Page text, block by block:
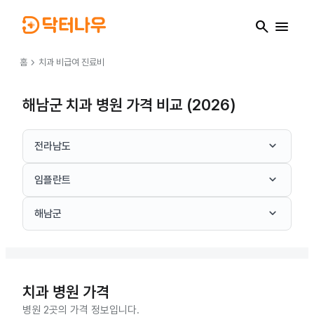
search menu
홈 chevron_right 치과 비급여 진료비
해남군 치과 병원 가격 비교 (2026)
전라남도 keyboard_arrow_down
임플란트 keyboard_arrow_down
해남군 keyboard_arrow_down
치과 병원 가격
병원 2곳의 가격 정보입니다.